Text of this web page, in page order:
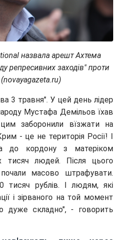
назвала арешт Ахтема
репресивних заходів" проти
(novayagazeta.ru)
3 травня". У цей день лідер
Мустафа Демільов їхав
заборонили вїзжати на
- це не територія Росії! І
до кордону з матеріком
тисяч людей. Після цього
масово штрафувати.
тисяч рублів. І людям, які
і зірваного на той момент
дуже складно", - говорить